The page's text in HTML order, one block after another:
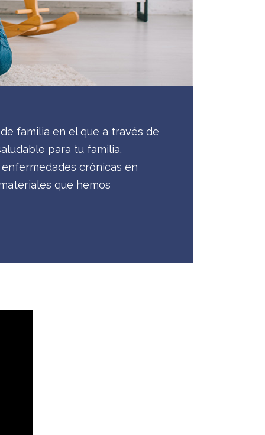
familia en el que a través de
para tu familia.
crónicas en
que hemos